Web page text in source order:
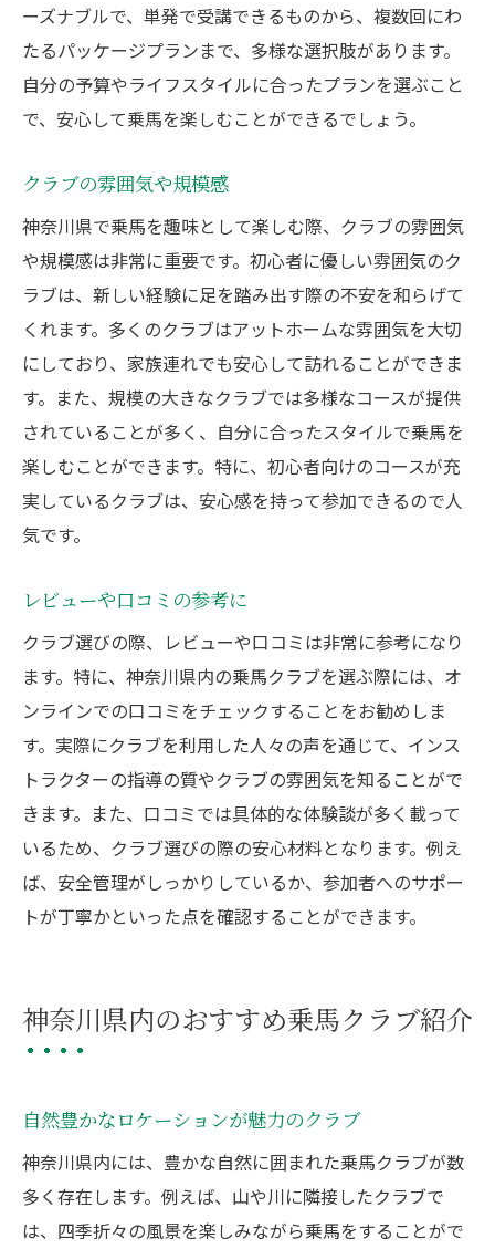
ーズナブルで、単発で受講できるものから、複数回にわ
たるパッケージプランまで、多様な選択肢があります。
自分の予算やライフスタイルに合ったプランを選ぶこと
で、安心して乗馬を楽しむことができるでしょう。
クラブの雰囲気や規模感
神奈川県で乗馬を趣味として楽しむ際、クラブの雰囲気
や規模感は非常に重要です。初心者に優しい雰囲気のク
ラブは、新しい経験に足を踏み出す際の不安を和らげて
くれます。多くのクラブはアットホームな雰囲気を大切
にしており、家族連れでも安心して訪れることができま
す。また、規模の大きなクラブでは多様なコースが提供
されていることが多く、自分に合ったスタイルで乗馬を
楽しむことができます。特に、初心者向けのコースが充
実しているクラブは、安心感を持って参加できるので人
気です。
レビューや口コミの参考に
クラブ選びの際、レビューや口コミは非常に参考になり
ます。特に、神奈川県内の乗馬クラブを選ぶ際には、オ
ンラインでの口コミをチェックすることをお勧めしま
す。実際にクラブを利用した人々の声を通じて、インス
トラクターの指導の質やクラブの雰囲気を知ることがで
きます。また、口コミでは具体的な体験談が多く載って
いるため、クラブ選びの際の安心材料となります。例え
ば、安全管理がしっかりしているか、参加者へのサポー
トが丁寧かといった点を確認することができます。
神奈川県内のおすすめ乗馬クラブ紹介
自然豊かなロケーションが魅力のクラブ
神奈川県内には、豊かな自然に囲まれた乗馬クラブが数
多く存在します。例えば、山や川に隣接したクラブで
は、四季折々の風景を楽しみながら乗馬をすることがで